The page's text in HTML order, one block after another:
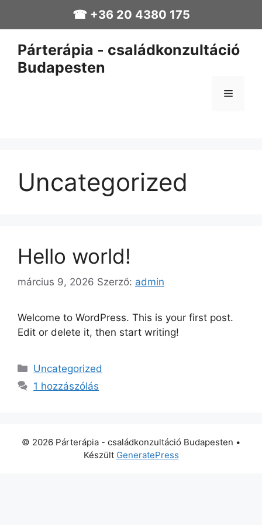
☎ +36 20 4380 175
Párterápia - családkonzultáció
Budapesten
Uncategorized
Hello world!
március 9, 2026 Szerző: admin
Welcome to WordPress. This is your first post.
Edit or delete it, then start writing!
Uncategorized
1 hozzászólás
© 2026 Párterápia - családkonzultáció Budapesten •
Készült GeneratePress